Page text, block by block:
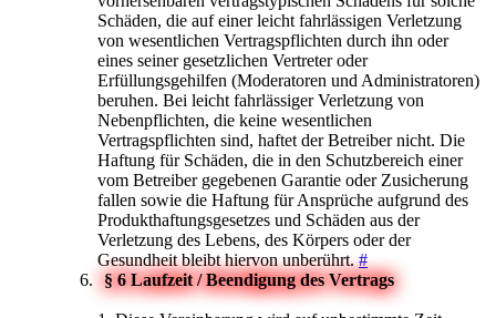
Schäden, die auf einer leicht fahrlässigen Verletzung
von wesentlichen Vertragspflichten durch ihn oder
eines seiner gesetzlichen Vertreter oder
Erfüllungsgehilfen (Moderatoren und Administratoren)
beruhen. Bei leicht fahrlässiger Verletzung von
Nebenpflichten, die keine wesentlichen
Vertragspflichten sind, haftet der Betreiber nicht. Die
Haftung für Schäden, die in den Schutzbereich einer
vom Betreiber gegebenen Garantie oder Zusicherung
fallen sowie die Haftung für Ansprüche aufgrund des
Produkthaftungsgesetzes und Schäden aus der
Verletzung des Lebens, des Körpers oder der
Gesundheit bleibt hiervon unberührt.#
§ 6 Laufzeit / Beendigung des Vertrags